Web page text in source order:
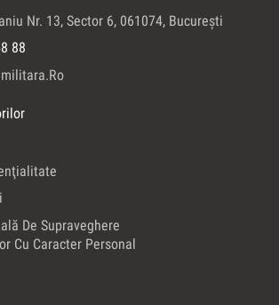
Nr. 13, Sector 6, 061074, Bucureşti
88
De Supraveghere
Cu Caracter Personal